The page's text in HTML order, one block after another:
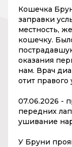
Кошечка
заправки
местность,
кошечку.
оказания
нам. Врач
отит правого
07.06.2026 -
передних
ушивание
У Бруни